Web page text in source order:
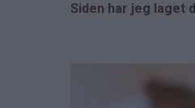
Siden har jeg laget